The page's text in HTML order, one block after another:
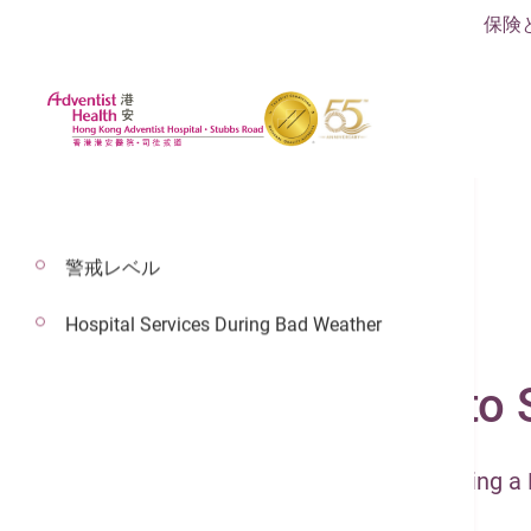
保険
2023年3月16日
Macaroni in Tomato
Lifestyle Management Center - Building
警戒レベル
Hospital Services During Bad Weather